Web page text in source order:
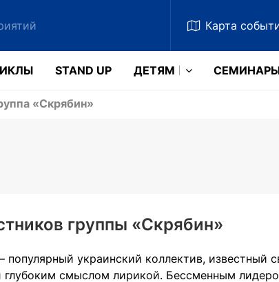
Карта
STAND UP ДЕТЯМ
«Скрябин»
группы «Скрябин»
популярный украинский коллектив,
глубоким смыслом лирикой. Бессменным